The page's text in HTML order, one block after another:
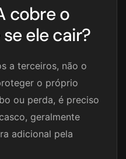
cobre o
ele cair?
a terceiros, não o
o próprio
ou perda, é preciso
geralmente
adicional pela